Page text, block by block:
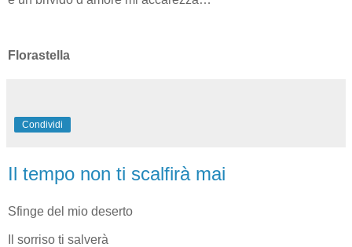
Florastella
Condividi
Il tempo non ti scalfirà mai
Sfinge del mio deserto
Il sorriso ti salverà